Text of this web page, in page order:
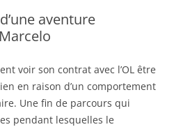
aventure
voir son contrat avec l’OL être
en raison d’un comportement
Une fin de parcours qui
pendant lesquelles le